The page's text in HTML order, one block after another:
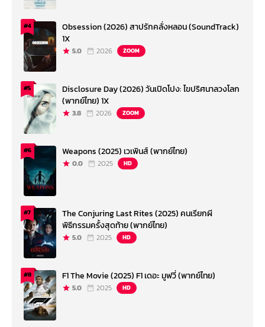
#4
Obsession (2026) สาปรักคลั่งหลอน (SoundTrack)
1X
5.0 2026 ZOOM
#5
Disclosure Day (2026) วันเปิดโปง: ไขปริศนาลวงโลก
(พากย์ไทย) 1X
3.8 2026 ZOOM
#6 Weapons (2025) เวเพินส์ (พากย์ไทย)
0.0 2025 HD
#7
The Conjuring Last Rites (2025) คนเรียกผี
พิธีกรรมครั้งสุดท้าย (พากย์ไทย)
5.0 2025 HD
#8 F1 The Movie (2025) F1 เดอะ มูฟวี่ (พากย์ไทย)
5.0 2025 HD